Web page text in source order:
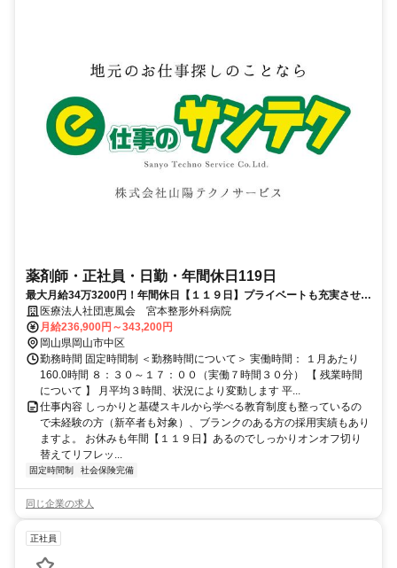
薬剤師・正社員・日勤・年間休日119日
最大月給34万3200円！年間休日【１１９日】プライベートも充実させら
れる正社員｜薬剤師
医療法人社団恵風会 宮本整形外科病院
月給236,900円～343,200円
岡山県岡山市中区
勤務時間 固定時間制 ＜勤務時間について＞ 実働時間： １月あたり
160.0時間 ８：３０～１７：００（実働７時間３０分） 【 残業時間
について 】 月平均３時間、状況により変動します 平...
仕事内容 しっかりと基礎スキルから学べる教育制度も整っているの
で未経験の方（新卒者も対象）、ブランクのある方の採用実績もあり
ますよ。 お休みも年間【１１９日】あるのでしっかりオンオフ切り
替えてリフレッ...
固定時間制 社会保険完備
同じ企業の求人
正社員